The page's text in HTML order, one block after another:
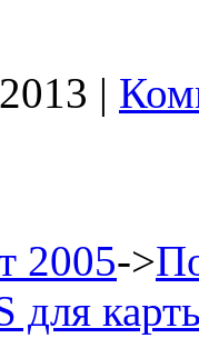
|
2005->
для